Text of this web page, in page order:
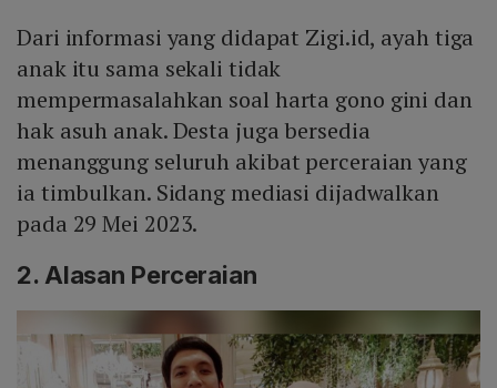
Dari informasi yang didapat Zigi.id, ayah tiga
anak itu sama sekali tidak
mempermasalahkan soal harta gono gini dan
hak asuh anak. Desta juga bersedia
menanggung seluruh akibat perceraian yang
ia timbulkan. Sidang mediasi dijadwalkan
pada 29 Mei 2023.
2. Alasan Perceraian